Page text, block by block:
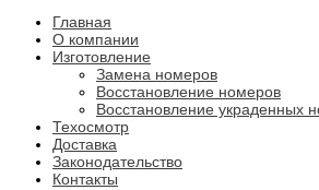
Главная
О компании
Изготовление
Замена номеров
Восстановление номеров
Восстановление украденных
Техосмотр
Доставка
Законодательство
Контакты